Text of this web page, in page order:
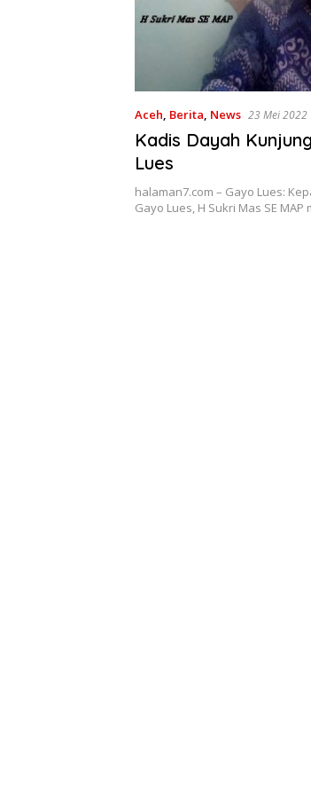
Aceh, Berita, News 23 Mei 2022
Kadis Dayah
Lues
halaman7.com – Gayo Lues:
Gayo Lues, H Sukri Mas SE